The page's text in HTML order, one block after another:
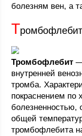
болезням вен, а
Тромбофлебит
Тромбофлебит —
внутренней
тромба.
покраснением по
общей
тромбофлебита